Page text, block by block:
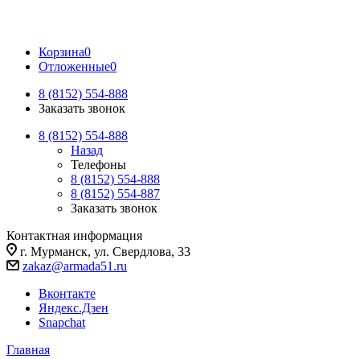
Корзина0
Отложенные0
8 (8152) 554-888
Заказать звонок
8 (8152) 554-888
Назад
Телефоны
8 (8152) 554-888
8 (8152) 554-887
Заказать звонок
Контактная информация
г. Мурманск, ул. Свердлова, 33
zakaz@armada51.ru
Вконтакте
Яндекс.Дзен
Snapchat
Главная